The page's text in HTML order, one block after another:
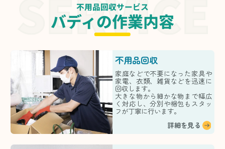
不用品回収サービス
バディの作業内容
不用品回収
家庭などで不要になった家具や
家電、衣類、雑貨などを迅速に
回収します。
大きな物から細かな物まで幅広
く対応し、分別や梱包もスタッ
フが丁寧に行います。
詳細を見る